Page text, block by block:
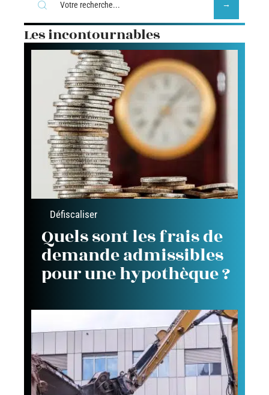
Les incontournables
Défiscaliser
Quels sont les frais de
demande admissibles
pour une hypothèque ?